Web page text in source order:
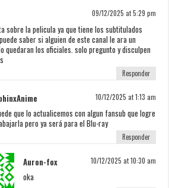
09/12/2025 at 5:29 pm
sobre la pelicula ya que tiene los subtitulados
saber si alguien de este canal le ara un
quedaran los oficiales. solo pregunto y disculpen
Responder
10/12/2025 at 1:13 am
que lo actualicemos con algun fansub que logre
pero ya será para el Blu-ray
Responder
Auron-fox 10/12/2025 at 10:30 am
oka